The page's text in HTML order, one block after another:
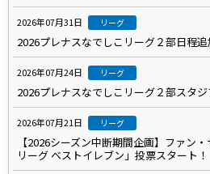
2026年07月31日 リーグ
2026プレナスなでしこリーグ２部日程
2026年07月24日 リーグ
2026プレナスなでしこリーグ２部スタ
2026年07月21日 リーグ
【2026シーズン中断期間企画】ファン
リーグ ベストイレブン」投票スタート！